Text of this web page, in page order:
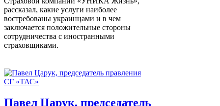
рассказал, какие услуги наиболее
востребованы украинцами и в чем
заключается положительные стороны
сотрудничества с иностранными
страховщиками.
Павел Царук, председатель